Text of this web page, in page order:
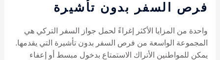
فرص السفر بدون تأشيرة
واحدة من المزايا الأكثر إغراءً لحمل جواز السفر التركي هي
المجموعة الواسعة من فرص السفر بدون تأشيرة التي يقدمها.
يمكن للمواطنين الأتراك الاستمتاع بدخول مبسط أو إعفاء